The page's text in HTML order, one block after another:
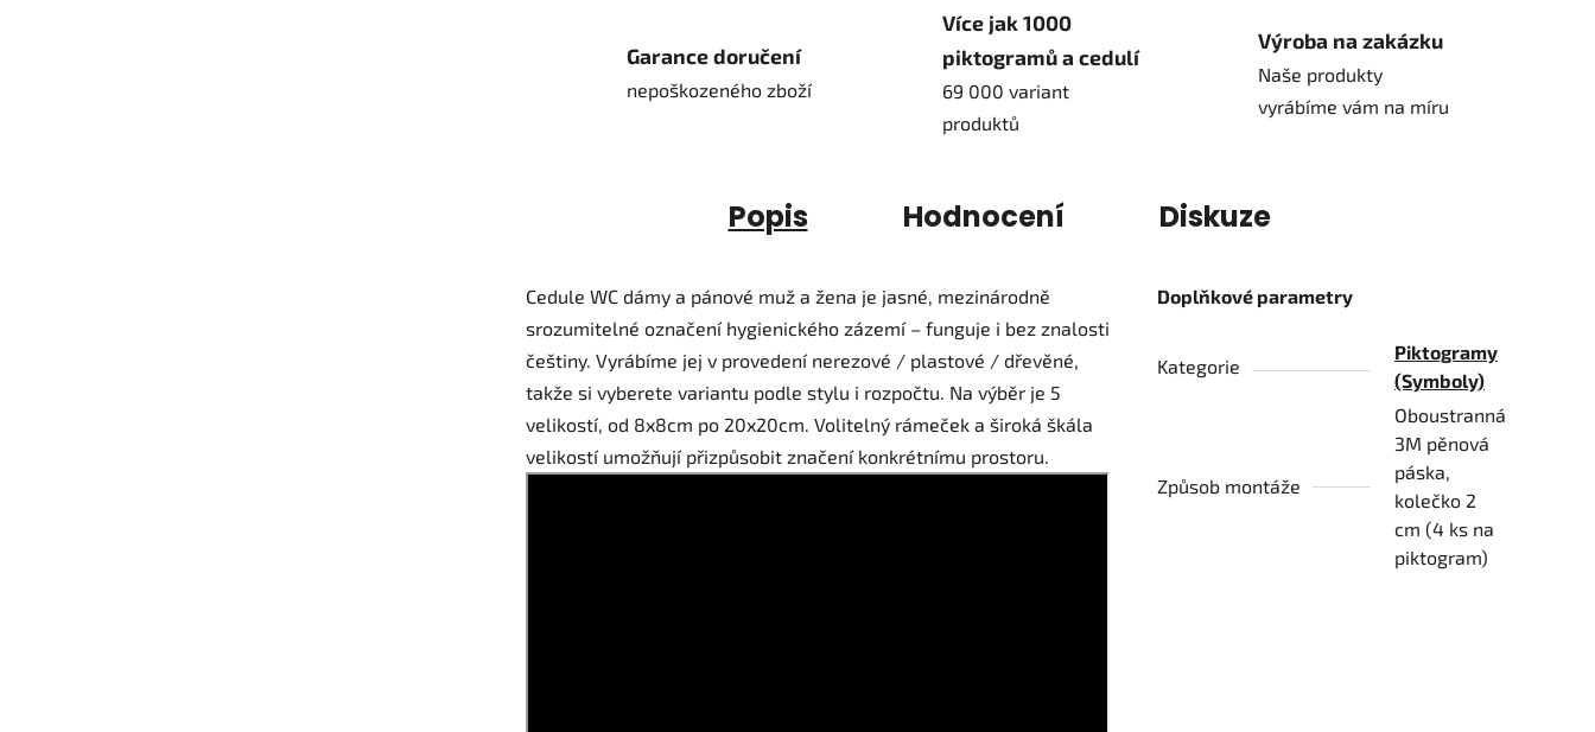
Garance doručení
nepoškozeného zboží
Více jak 1000
piktogramů a cedulí
69 000 variant
produktů
Výroba na zakázku
Naše produkty
vyrábíme vám na míru
Popis Hodnocení Diskuze
Cedule WC dámy a pánové muž a žena je jasné, mezinárodně
srozumitelné označení hygienického zázemí – funguje i bez znalosti
češtiny. Vyrábíme jej v provedení nerezové / plastové / dřevěné,
takže si vyberete variantu podle stylu i rozpočtu. Na výběr je 5
velikostí, od 8x8cm po 20x20cm. Volitelný rámeček a široká škála
velikostí umožňují přizpůsobit značení konkrétnímu prostoru.
Doplňkové parametry
Kategorie
Piktogramy
(Symboly)
Způsob montáže
Oboustranná
3M pěnová
páska,
kolečko 2
cm (4 ks na
piktogram)